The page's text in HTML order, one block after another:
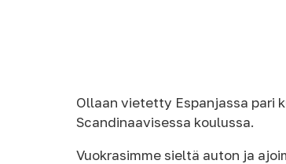
Ollaan vietetty Espanjassa pari
Scandinaavisessa koulussa.
Vuokrasimme sieltä auton ja